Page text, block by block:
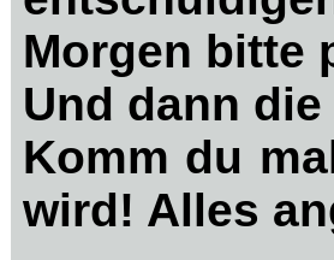
Morgen bitte
Und dann
Komm du
wird! Alles